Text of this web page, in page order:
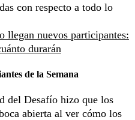
con respecto a todo lo
llegan nuevos participantes:
durarán
de la Semana
del Desafío hizo que los
abierta al ver cómo los